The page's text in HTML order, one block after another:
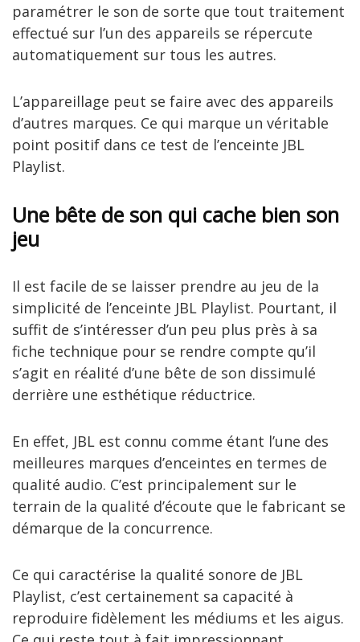
paramétrer le son de sorte que tout traitement
effectué sur l’un des appareils se répercute
automatiquement sur tous les autres.
L’appareillage peut se faire avec des appareils
d’autres marques. Ce qui marque un véritable
point positif dans ce test de l’enceinte JBL
Playlist.
Une bête de son qui cache bien son
jeu
Il est facile de se laisser prendre au jeu de la
simplicité de l’enceinte JBL Playlist. Pourtant, il
suffit de s’intéresser d’un peu plus près à sa
fiche technique pour se rendre compte qu’il
s’agit en réalité d’une bête de son dissimulé
derrière une esthétique réductrice.
En effet, JBL est connu comme étant l’une des
meilleures marques d’enceintes en termes de
qualité audio. C’est principalement sur le
terrain de la qualité d’écoute que le fabricant se
démarque de la concurrence.
Ce qui caractérise la qualité sonore de JBL
Playlist, c’est certainement sa capacité à
reproduire fidèlement les médiums et les aigus.